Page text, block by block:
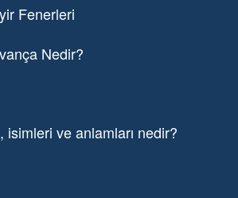
Fenerleri
Nedir?
isimleri ve anlamları nedir?